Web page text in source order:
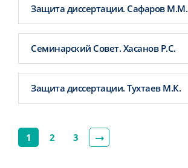
Защита диссертации. Сафаров М.М.
Семинарский Совет. Хасанов Р.С.
Защита диссертации. Тухтаев М.К.
1 2 3